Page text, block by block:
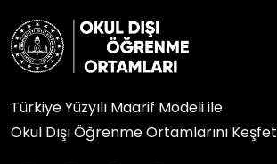
Türkiye Yüzyılı Maarif Modeli ile
Okul Dışı Öğrenme Ortamlarını Keşfet